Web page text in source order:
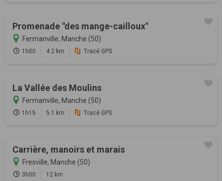
Promenade "des mange-cailloux"
Fermanville, Manche (50)
1h00 4.2 km Tracé GPS
La Vallée des Moulins
Fermanville, Manche (50)
1h15 5.1 km Tracé GPS
Carrière, manoirs et marais
Fresville, Manche (50)
3h00 12 km